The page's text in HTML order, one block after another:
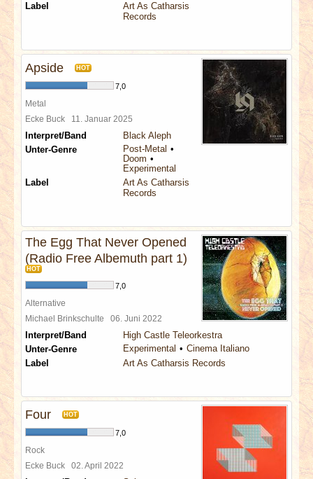
Label
Art As Catharsis
Records
Apside HOT
7,0
Metal
Ecke Buck 11. Januar 2025
Interpret/Band
Black Aleph
Unter-Genre
Post-Metal
Doom
Experimental
Label
Art As Catharsis
Records
The Egg That Never Opened
(Radio Free Albemuth part 1)
HOT
7,0
Alternative
Michael Brinkschulte 06. Juni 2022
Interpret/Band
High Castle Teleorkestra
Unter-Genre
Experimental
Cinema Italiano
Label
Art As Catharsis Records
Four HOT
7,0
Rock
Ecke Buck 02. April 2022